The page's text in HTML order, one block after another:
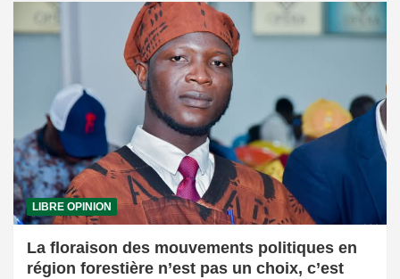
LIBRE OPINION
La floraison des mouvements politiques en
région forestière n’est pas un choix, c’est